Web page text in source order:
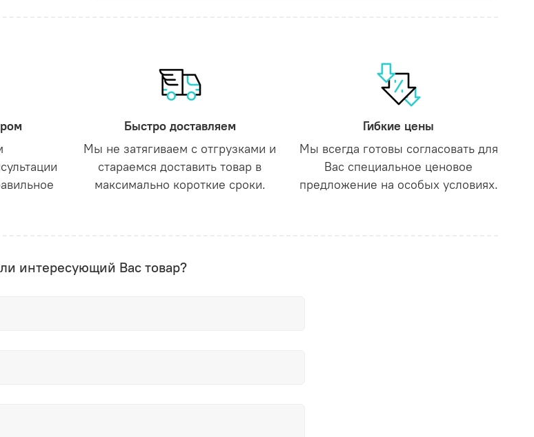
Быстро доставляем
Мы не затягиваем с отгрузками и
стараемся доставить товар в
максимально короткие сроки.
Гибкие цены
Мы всегда готовы согласовать для
Вас специальное ценовое
предложение на особых условиях.
интересующий Вас товар?